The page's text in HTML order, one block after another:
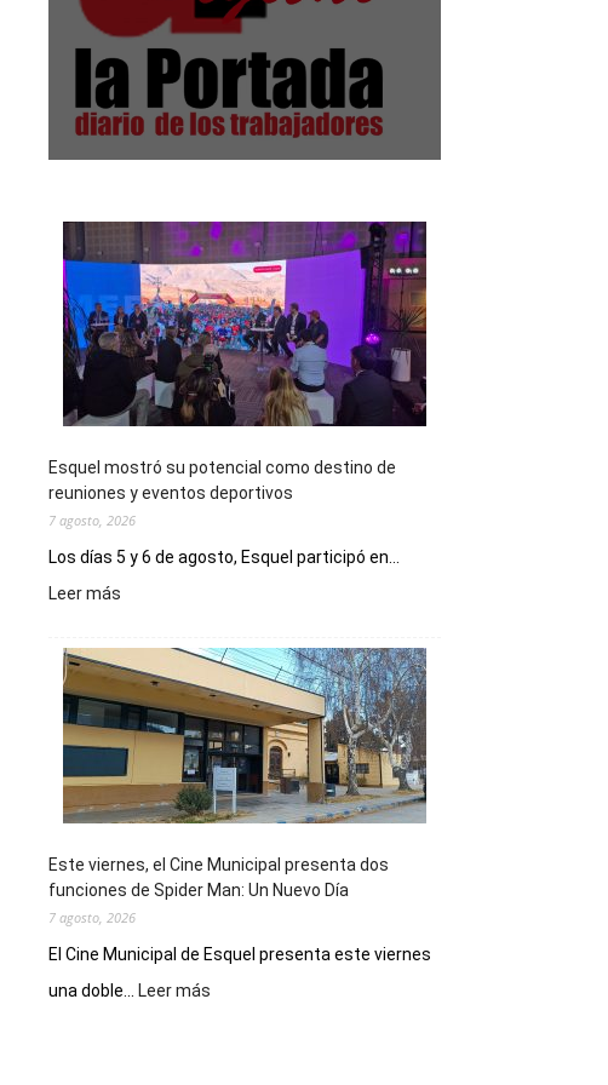
Esquel mostró su potencial como destino de
reuniones y eventos deportivos
7 agosto, 2026
Los días 5 y 6 de agosto, Esquel participó en...
Leer más
su
potencial
como
destino
de
reuniones
y
deportivos
Este viernes, el Cine Municipal presenta dos
funciones de Spider Man: Un Nuevo Día
7 agosto, 2026
El Cine Municipal de Esquel presenta este viernes
una doble...
Leer más